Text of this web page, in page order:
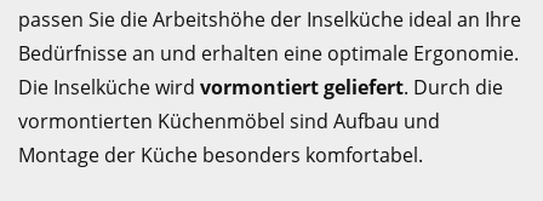
passen Sie die Arbeitshöhe der Inselküche ideal an Ihre
Bedürfnisse an und erhalten eine optimale Ergonomie.
Die Inselküche wird vormontiert geliefert. Durch die
vormontierten Küchenmöbel sind Aufbau und
Montage der Küche besonders komfortabel.